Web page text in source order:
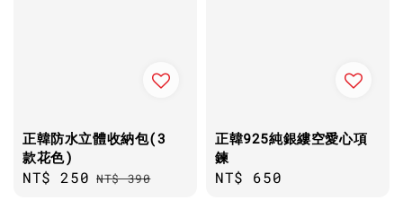
正韓防水立體收納包(3
款花色)
Sale
NT$ 250 Regular
NT$ 390
正韓925純銀縷空愛心項
鍊
Regular
NT$ 650